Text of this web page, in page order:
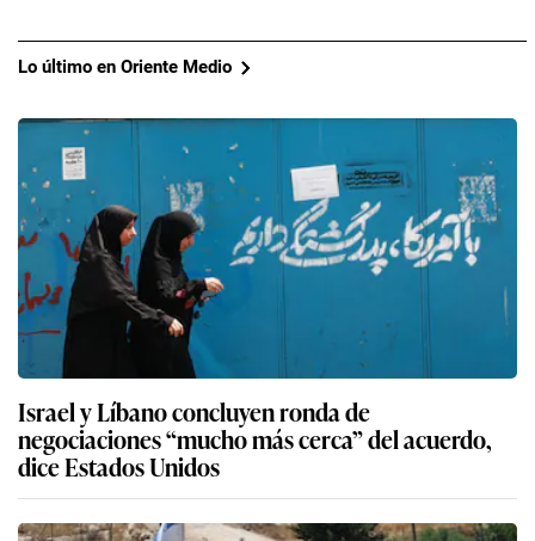
Lo último en Oriente Medio
Israel y Líbano concluyen ronda de
negociaciones “mucho más cerca” del acuerdo,
dice Estados Unidos